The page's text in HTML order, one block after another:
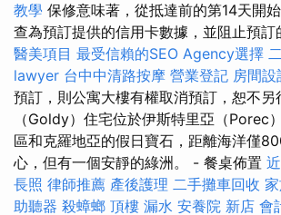
教學 保修意味著，從抵達前的第14天開
查為預訂提供的信用卡數據，並阻止預訂
醫美項目 最受信賴的SEO Agency選擇
lawyer 台中中清路按摩 營業登記 房間設
預訂，則公寓大樓有權取消預訂，恕不另
（Goldy）住宅位於伊斯特里亞（Porec
區和克羅地亞的假日寶石，距離海洋僅
心，但有一個安靜的綠洲。 - 餐桌佈置
長照 律師推薦 產後護理 二手攤車回收
助聽器 殺蟑螂 頂樓 漏水 安養院 新店 會